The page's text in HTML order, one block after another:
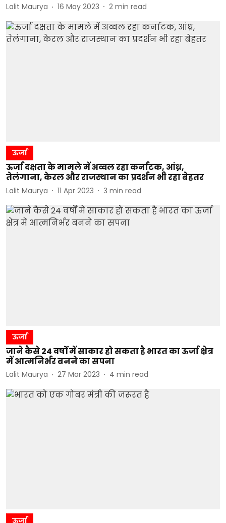
Lalit Maurya 16 May 2023 2 min read
ऊर्जा
ऊर्जा दक्षता के मामले में अव्वल रहा कर्नाटक, आंध्र,
तेलंगाना, केरल और राजस्थान का प्रदर्शन भी रहा बेहतर
Lalit Maurya 11 Apr 2023 3 min read
ऊर्जा
जाने कैसे 24 वर्षों में साकार हो सकता है भारत का ऊर्जा क्षेत्र
में आत्मनिर्भर बनने का सपना
Lalit Maurya 27 Mar 2023 4 min read
ऊर्जा